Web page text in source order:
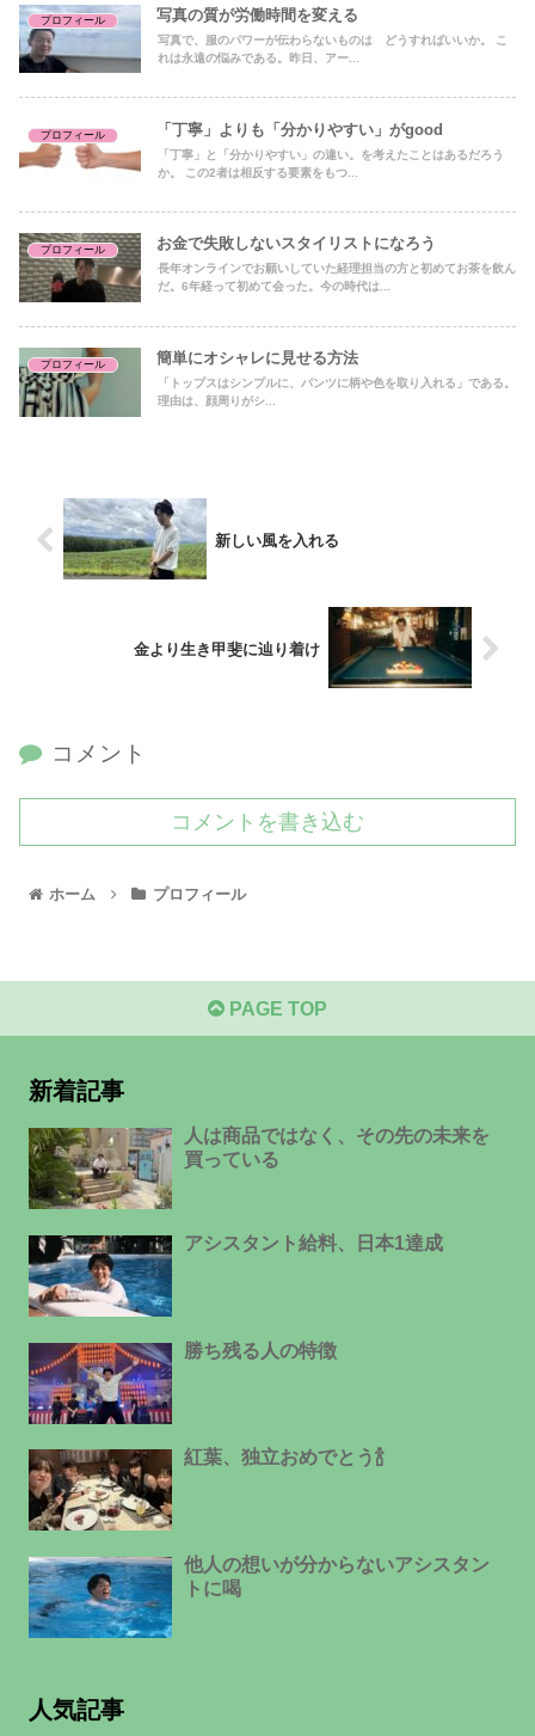
プロフィール 写真の質が労働時間を変える
写真で、服のパワーが伝わらないものは どうすればいいか。 こ
れは永遠の悩みである。昨日、アー...
プロフィール 「丁寧」よりも「分かりやすい」がgood
「丁寧」と「分かりやすい」の違い。を考えたことはあるだろう
か。 この2者は相反する要素をもつ...
プロフィール お金で失敗しないスタイリストになろう
長年オンラインでお願いしていた経理担当の方と初めてお茶を飲ん
だ。6年経って初めて会った。今の時代は...
プロフィール 簡単にオシャレに見せる方法
「トップスはシンプルに、パンツに柄や色を取り入れる」である。
理由は、顔周りがシ...
新しい風を入れる
金より生き甲斐に辿り着け
コメント
コメントを書き込む
ホーム プロフィール
PAGE TOP
新着記事
人は商品ではなく、その先の未来を
買っている
アシスタント給料、日本1達成
勝ち残る人の特徴
紅葉、独立おめでとう🍾
他人の想いが分からないアシスタン
トに喝
人気記事